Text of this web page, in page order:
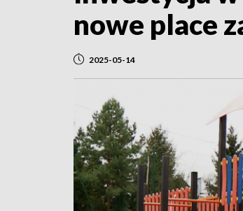
nowe place
2025-05-14